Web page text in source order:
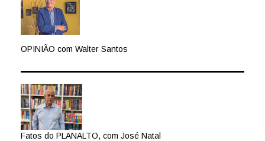
OPINIÃO com Walter Santos
Fatos do PLANALTO, com José Natal